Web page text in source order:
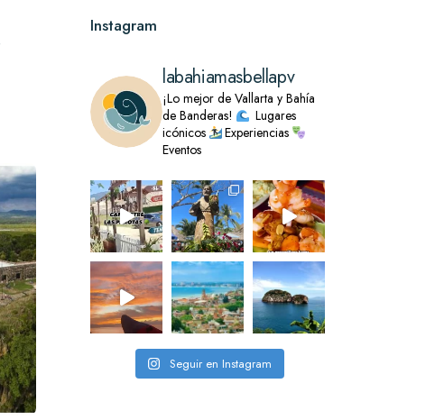
Instagram
labahiamasbellapv
¡Lo mejor de Vallarta y Bahía
de Banderas!
Lugares
icónicos
Experiencias
Eventos
Seguir en Instagram